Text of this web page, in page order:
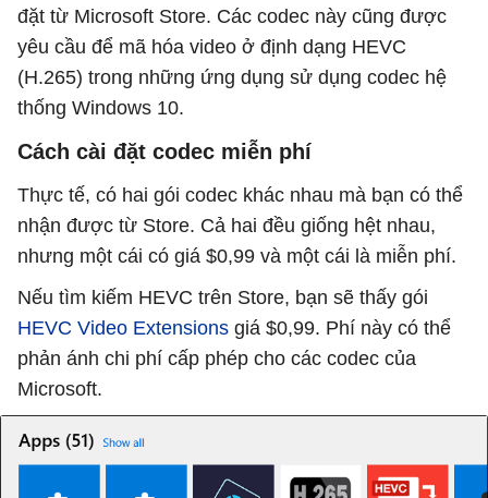
đặt từ Microsoft Store. Các codec này cũng được
yêu cầu để mã hóa video ở định dạng HEVC
(H.265) trong những ứng dụng sử dụng codec hệ
thống Windows 10.
Cách cài đặt codec miễn phí
Thực tế, có hai gói codec khác nhau mà bạn có thể
nhận được từ Store. Cả hai đều giống hệt nhau,
nhưng một cái có giá $0,99 và một cái là miễn phí.
Nếu tìm kiếm HEVC trên Store, bạn sẽ thấy gói
HEVC Video Extensions giá $0,99. Phí này có thể
phản ánh chi phí cấp phép cho các codec của
Microsoft.